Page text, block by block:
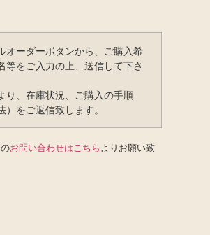
オーダーボタンから、ご購入希
等をご入力の上、送信して下さ
り、在庫状況、ご購入の手順
）をご返信致します。
お問い合わせはこちら よりお願い致